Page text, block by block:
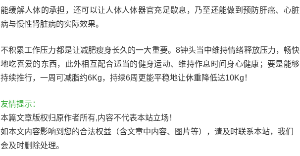
能缓解人体的承担，还可以让人体人体器官充足歇息，乃至还能做到预防肝癌、心脏
病与慢性肾脏病的实际效果。
不积累工作压力都是让减肥瘦身长久的一大重要。8钟头当中维持情绪释放压力，畅快
地吃喜爱的东西，此外相互配合适当的健身运动、维持作息时间身心健康；要是能够
持续推行，一周可减脂约6Kg，持续6周更能平稳地让休重降低达10Kg！
友情提示：
本篇文章版权归原作者所有,内容不代表本站立场！
如本文内容影响到您的合法权益（含文章中内容、图片等），请及时联系本站，我们
会及时删除处理。